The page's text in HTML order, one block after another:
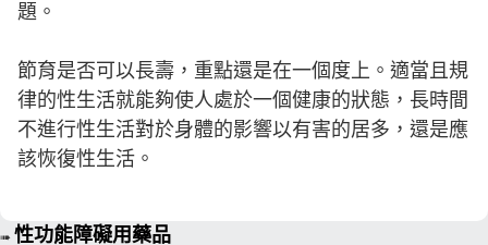
題。
節育是否可以長壽，重點還是在一個度上。適當且規
律的性生活就能夠使人處於一個健康的狀態，長時間
不進行性生活對於身體的影響以有害的居多，還是應
該恢復性生活。
➠ 性功能障礙用藥品